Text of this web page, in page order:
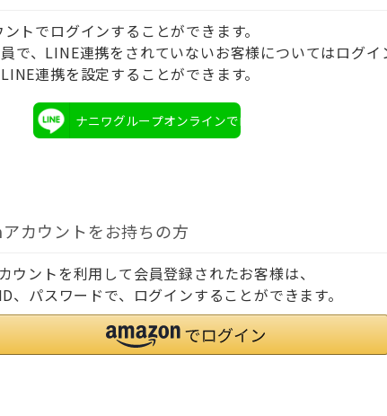
トでログインすることができます。
で、LINE連携をされていないお客様についてはログイ
連携を設定することができます。
ナニワグループオンラインでログイン
カウントをお持ちの方
ウントを利用して会員登録されたお客様は、
、パスワードで、ログインすることができます。